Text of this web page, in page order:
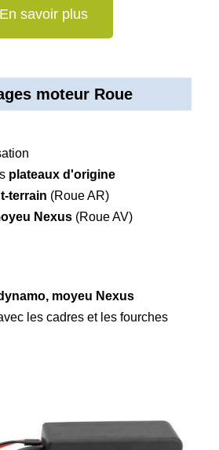
En savoir plus
moteur Roue
plateaux d'origine
terrain (Roue AR)
Nexus (Roue AV)
moyeu Nexus
les cadres et les fourches